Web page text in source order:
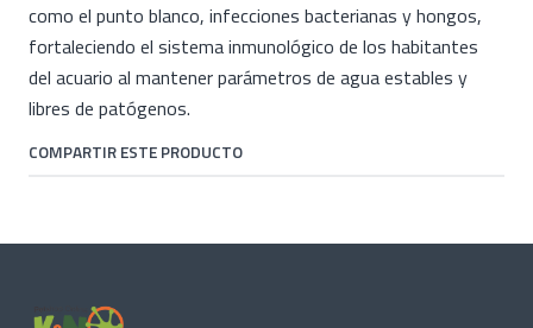
como el punto blanco, infecciones bacterianas y hongos,
fortaleciendo el sistema inmunológico de los habitantes
del acuario al mantener parámetros de agua estables y
libres de patógenos.
COMPARTIR ESTE PRODUCTO